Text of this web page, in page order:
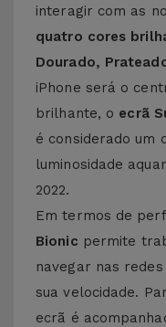
interagir com as
quatro cores
Dourado,
iPhone será o
brilhante, o ecrã
é considerado um
luminosidade
2022.
Em termos de
Bionic permite
navegar nas
sua velocidade.
ecrã é